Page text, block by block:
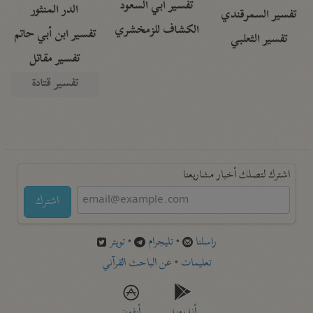
تفسير السمرقندي
تفسير الثعلبي
تفسير أبي السعود
الكشاف للزمخشري
الدر المنثور
تفسير ابن أبي حاتم
تفسير مقاتل
تفسير قتادة
اشترك لتصلك أخبار مشاريعنا
اشترك
راسلنا •تليجرام •تويتر
تعليمات •عن الباحث القرآني